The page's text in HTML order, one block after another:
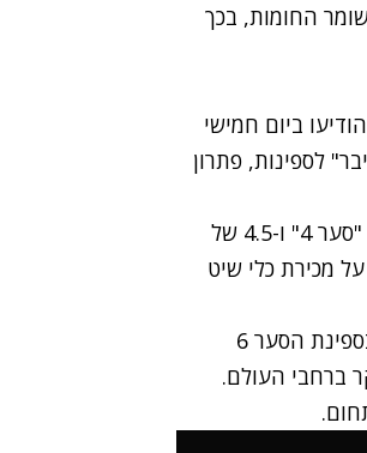
, בכך
ביום חמישי
לספינות, פתרון
מספנות ישראל פועלת בתחום הפיתוח, תכנון ובנייה כולל בספינות הטילים "סער 4" ו-4.5 של
מכירת כלי שיט
הסער 6
ברחבי העולם.